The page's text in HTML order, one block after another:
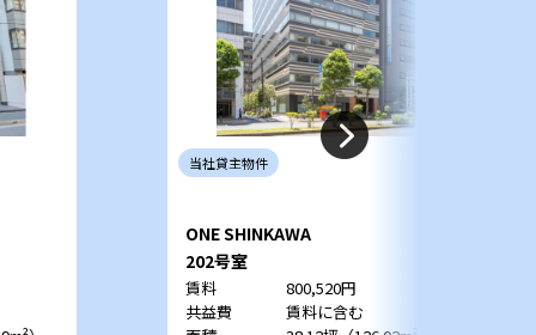
当社貸主物件
ONE SHINKAWA
202号室
賃料
800,520円
共益費
賃料に含む